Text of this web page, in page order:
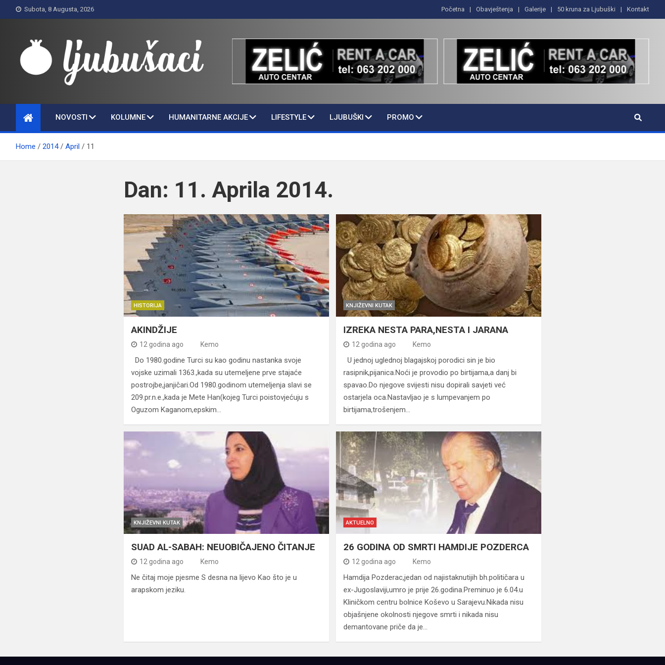
to
Subota, 8 Augusta, 2026 Početna Obavještenja Galerije 50 kruna za Ljubuški Kontakt
Ljubušaci
NOVOSTI KOLUMNE HUMANITARNE AKCIJE LIFESTYLE LJUBUŠKI PROMO
Home 2014 April 11
Dan: 11. Aprila 2014.
HISTORIJA
AKINDŽIJE
12 godina ago Kemo
Do 1980.godine Turci su kao godinu nastanka svoje
vojske uzimali 1363.,kada su utemeljene prve stajaće
postrojbe,janjičari.Od 1980.godinom utemeljenja slavi se
209.pr.n.e.,kada je Mete Han(kojeg Turci poistovjećuju s
Oguzom Kaganom,epskim…
KNJIŽEVNI KUTAK
IZREKA NESTA PARA,NESTA I JARANA
12 godina ago Kemo
U jednoj uglednoj blagajskoj porodici sin je bio
rasipnik,pijanica.Noći je provodio po birtijama,a danj bi
spavao.Do njegove svijesti nisu dopirali savjeti već
ostarjela oca.Nastavljao je s lumpevanjem po
birtijama,trošenjem…
KNJIŽEVNI KUTAK
SUAD AL-SABAH: NEUOBIČAJENO ČITANJE
12 godina ago Kemo
Ne čitaj moje pjesme S desna na lijevo Kao što je u
arapskom jeziku.
AKTUELNO
26 GODINA OD SMRTI HAMDIJE POZDERCA
12 godina ago Kemo
Hamdija Pozderac,jedan od najistaknutijih bh.političara u
ex-Jugoslaviji,umro je prije 26.godina.Preminuo je 6.04.u
Kliničkom centru bolnice Koševo u Sarajevu.Nikada nisu
objašnjene okolnosti njegove smrti i nikada nisu
demantovane priče da je…